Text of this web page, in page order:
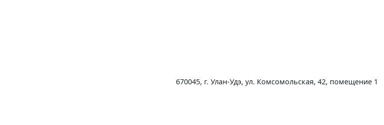
670045, г. Улан-Удэ, ул. Комсомольская, 42, помещение 1